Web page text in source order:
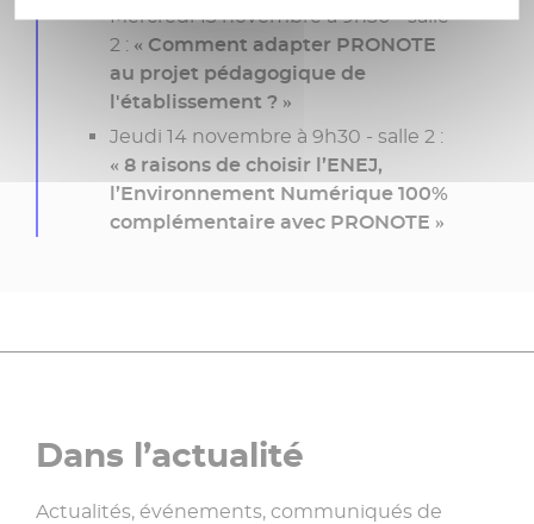
Mercredi 13 novembre à 9h30 - salle
2 : « Comment adapter PRONOTE
au projet pédagogique de
l'établissement ? »
Jeudi 14 novembre à 9h30 - salle 2 :
« 8 raisons de choisir l’ENEJ,
l’Environnement Numérique 100%
complémentaire avec PRONOTE »
Dans l’actualité
Actualités, événements, communiqués de